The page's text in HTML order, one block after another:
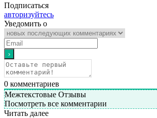
Подписаться
авторизуйтесь
Уведомить о
0 комментариев
Межтекстовые Отзывы
Посмотреть все комментарии
Читать далее